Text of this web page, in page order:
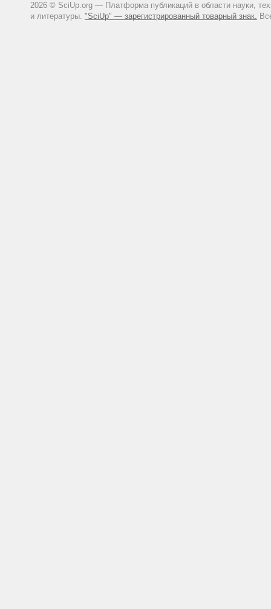
2026 © SciUp.org — Платформа публикаций в области науки,
и литературы. "SciUp" — зарегистрированный товарный знак.